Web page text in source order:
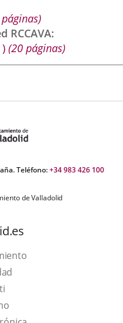
RCCAVA
) (20 páginas)
Teléfono:+34 983 426 100
de Valladolid
Este